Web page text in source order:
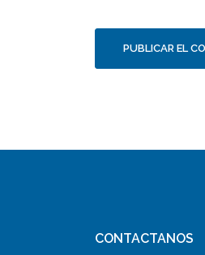
CONTACTANOS